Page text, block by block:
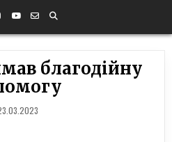
благодійну